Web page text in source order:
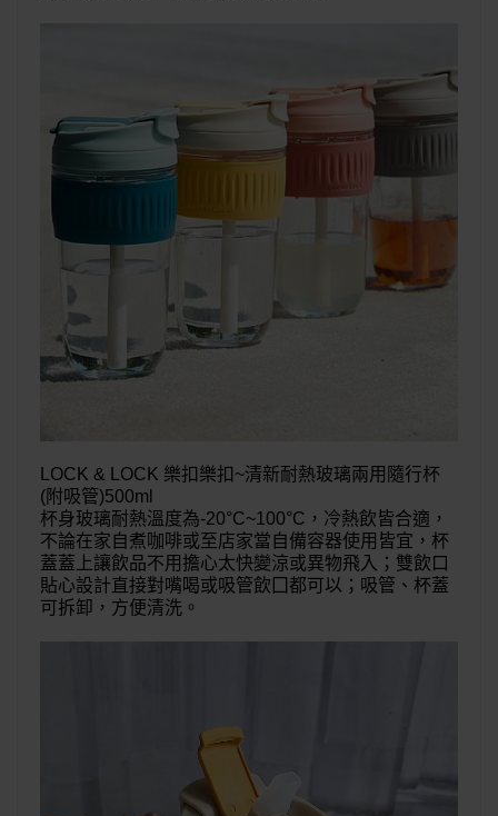
LOCK & LOCK 樂扣樂扣~清新耐熱玻璃兩用隨行杯
(附吸管)500ml
杯身玻璃耐熱溫度為-20°C~100°C，冷熱飲皆合適，
不論在家自煮咖啡或至店家當自備容器使用皆宜，杯
蓋蓋上讓飲品不用擔心太快變涼或異物飛入；雙飲口
貼心設計直接對嘴喝或吸管飲囗都可以；吸管、杯蓋
可拆卸，方便清洗。